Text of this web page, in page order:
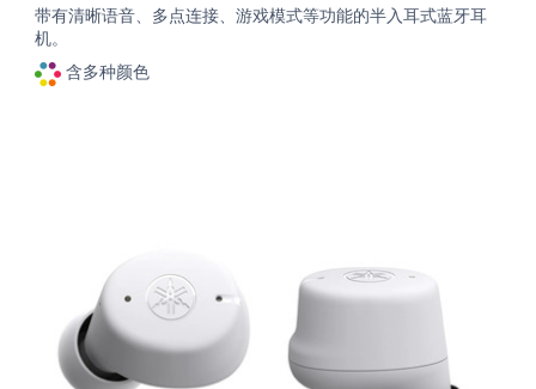
带有清晰语音、多点连接、游戏模式等功能的半入耳式蓝牙耳
机。
含多种颜色